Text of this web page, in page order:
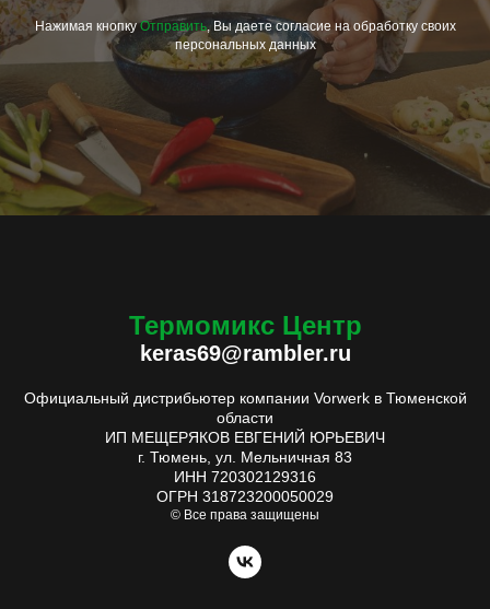
Нажимая кнопкуОтправить, Вы даете согласие на обработку своих
персональных данных
Термомикс Центр
keras69@rambler.ru
Официальный дистрибьютер компании Vorwerk в Тюменской
области
ИП МЕЩЕРЯКОВ ЕВГЕНИЙ ЮРЬЕВИЧ
г. Тюмень, ул. Мельничная 83
ИНН 720302129316
ОГРН 318723200050029
© Все права защищены